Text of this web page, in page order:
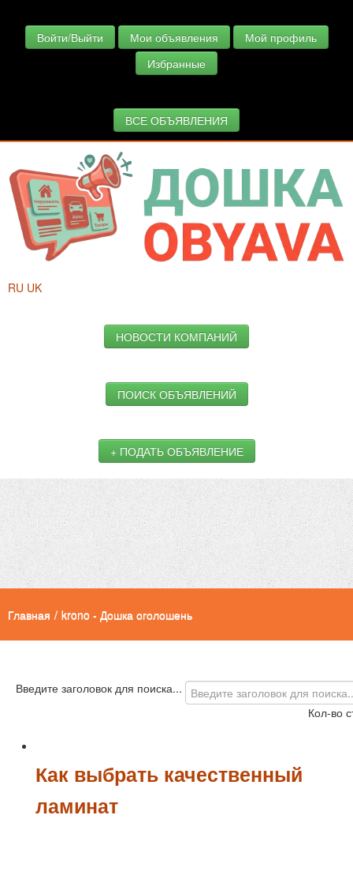
Войти/Выйти Мои объявления
Мой профиль
Избранные
ВСЕ ОБЪЯВЛЕНИЯ
RU UK
НОВОСТИ КОМПАНИЙ
ПОИСК ОБЪЯВЛЕНИЙ
+ ПОДАТЬ ОБЪЯВЛЕНИЕ
Главная / krono - Дошка оголошень
Введите заголовок для поиска...
Кол-во
Как выбрать качественный
ламинат